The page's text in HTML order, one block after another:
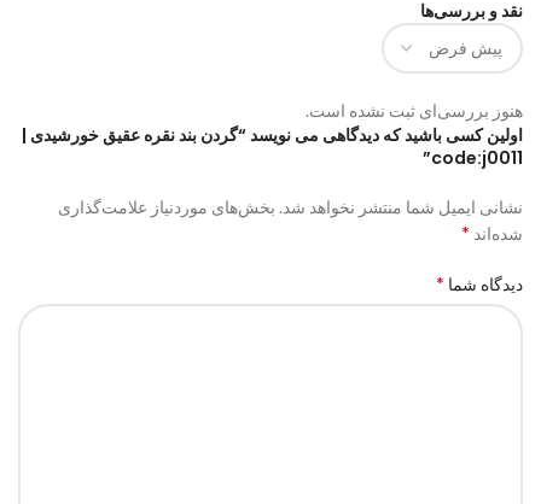
نقد و بررسی‌ها
هنوز بررسی‌ای ثبت نشده است.
اولین کسی باشید که دیدگاهی می نویسد “گردن بند نقره عقیق خورشیدی |
code:j0011”
نشانی ایمیل شما منتشر نخواهد شد. بخش‌های موردنیاز علامت‌گذاری
شده‌اند *
دیدگاه شما *